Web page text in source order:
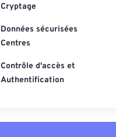
Cryptage
Données sécurisées
Centres
Contrôle d'accès et
Authentification